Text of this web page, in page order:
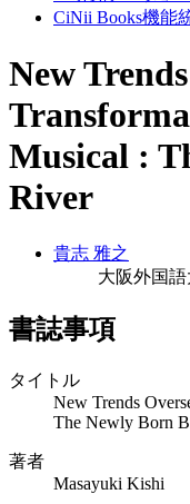
CiNii Books機能
New
Musical :
River
貴志 雅之
大阪外国語
書誌事項
タイトル
New Trends
The Newly Born
著者
Masayuki Kishi